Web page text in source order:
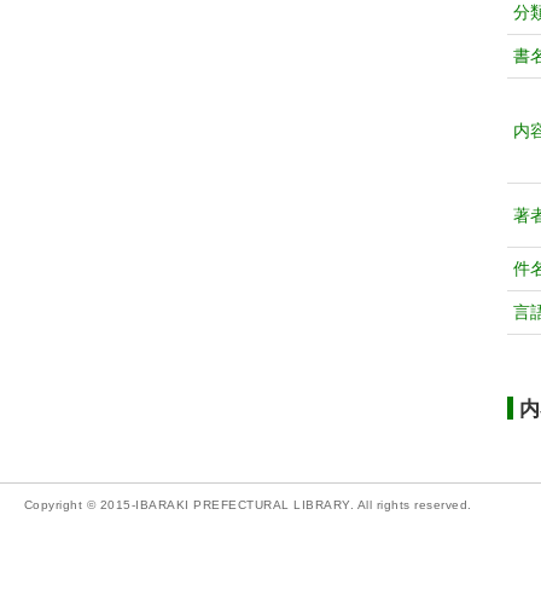
分
書
内
著
件
言
Copyright © 2015-IBARAKI PREFECTURAL LIBRARY. All rights reserved.